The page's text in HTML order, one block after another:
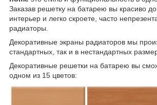
Заказав решетку на батарею вы красиво
интерьер и легко скроете, часто
радиаторы.
Декоративные экраны радиаторов мы
стандартных, так и в нестандартных
Декоративные решетки на батарею вы
одном из 15 цветов: